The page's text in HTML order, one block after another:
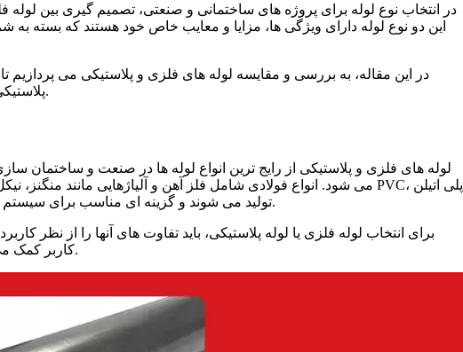
در انتخاب نوع لوله برای پروژه های ساختمانی و صنعتی، تصمیم گیری بین لوله
این دو نوع لوله دارای ویژگی ها، مزایا و معایب خاص خود هستند که بسته به
در این مقاله، به بررسی و مقایسه لوله های فلزی و پلاستیکی می پردازیم
پلاستیکی، بتوانید انتخابی آگاهانه و متناسب با نیازهای خود داشته باشید.
لوله های فلزی و پلاستیکی از رایج ترین انواع لوله ها در صنعت و ساختمان
می شود. انواع فولادی شامل فلز آهن و آلیاژهایی مانند منگنز، PVC ، پلی اتیلن
) تولید می شوند و گزینه ای مناسب برای سیستم های آبرسانی خانگی و فاضلاب هستند.
برای انتخاب لوله فلزی یا لوله پلاستیکی، باید تفاوت های آنها را از نظر
کاربر کمک می کند که بهترین گزینه را متناسب با نیاز پروژه خود انتخاب کند.